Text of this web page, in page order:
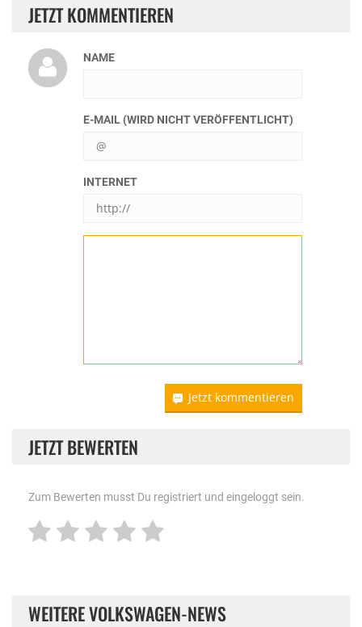
JETZT KOMMENTIEREN
NAME
E-MAIL (WIRD NICHT VERÖFFENTLICHT)
INTERNET
Jetzt kommentieren
JETZT BEWERTEN
Zum Bewerten musst Du registriert und eingeloggt sein.
WEITERE VOLKSWAGEN-NEWS